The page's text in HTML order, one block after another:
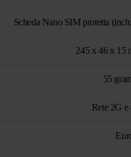
Scheda Nano SIM protetta
245 x 46 x 15
55
Rete 2G e